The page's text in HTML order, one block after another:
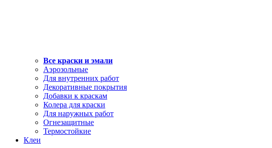
Все краски и эмали
Аэрозольные
Для внутренних работ
Декоративные покрытия
Добавки к краскам
Колера для краски
Для наружных работ
Огнезащитные
Термостойкие
Клеи